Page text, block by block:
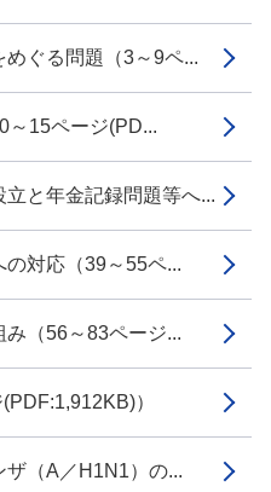
ぐる問題（3～9ペ...
15ページ(PD...
と年金記録問題等へ...
対応（39～55ペ...
（56～83ページ...
）
（A／H1N1）の...